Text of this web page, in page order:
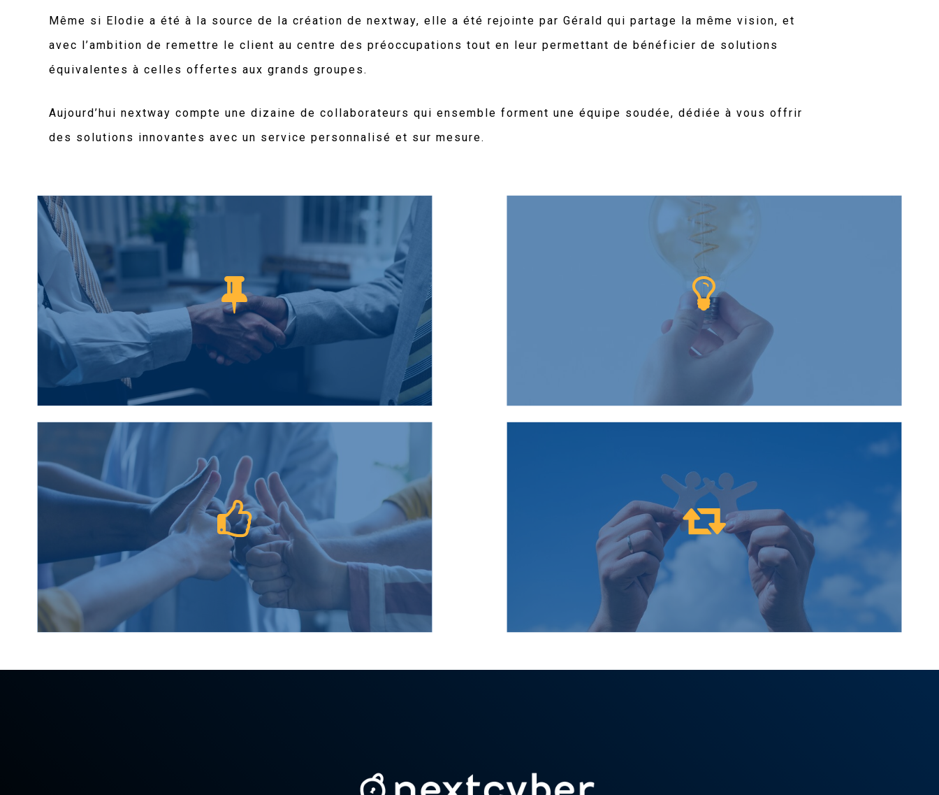
Même si Elodie a été à la source de la création de nextway, elle a été rejointe par Gérald qui partage la même vision, et
avec l’ambition de remettre le client au centre des préoccupations tout en leur permettant de bénéficier de solutions
équivalentes à celles offertes aux grands groupes.
Aujourd’hui nextway compte une dizaine de collaborateurs qui ensemble forment une équipe soudée, dédiée à vous offrir
des solutions innovantes avec un service personnalisé et sur mesure.
En tant qu’entreprise locale, basée à Marseille, la
proximité
est au cœur de notre engagement et
nous permet d’être proche de vous, de réagir
rapidement et d’accompagner vos projets avec
une compréhension précise de vos défis.
Chaque collaboration avec nos clients est une
histoire de
confiance
. Nous privilégions une
communication claire et des solutions sur
mesure, pour construire des relations solides et
durables.
guide également notre mission,
nous restons à l’affût des dernières avancées
technologiques pour vous proposer des solutions
modernes et adaptées à vos besoins
spécifiques.
Les échanges sont au cœur de notre démarche.
Pour nous,
partager
c’est grandir ensemble.